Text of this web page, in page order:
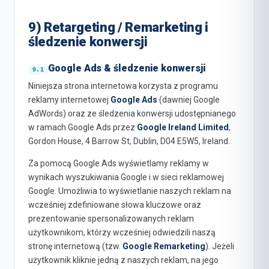
9) Retargeting / Remarketing i
śledzenie konwersji
Google Ads & śledzenie konwersji
Niniejsza strona internetowa korzysta z programu
reklamy internetowej Google Ads (dawniej Google
AdWords) oraz ze śledzenia konwersji udostępnianego
w ramach Google Ads przez Google Ireland Limited,
Gordon House, 4 Barrow St, Dublin, D04 E5W5, Ireland.
Za pomocą Google Ads wyświetlamy reklamy w
wynikach wyszukiwania Google i w sieci reklamowej
Google. Umożliwia to wyświetlanie naszych reklam na
wcześniej zdefiniowane słowa kluczowe oraz
prezentowanie spersonalizowanych reklam
użytkownikom, którzy wcześniej odwiedzili naszą
stronę internetową (tzw. Google Remarketing). Jeżeli
użytkownik kliknie jedną z naszych reklam, na jego